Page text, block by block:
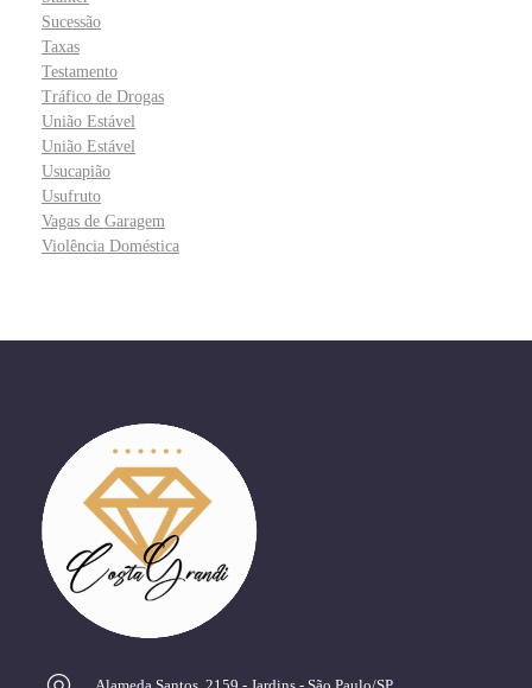
Sucessão
Taxas
Testamento
Tráfico de Drogas
União Estável
União Estável
Usucapião
Usufruto
Vagas de Garagem
Violência Doméstica